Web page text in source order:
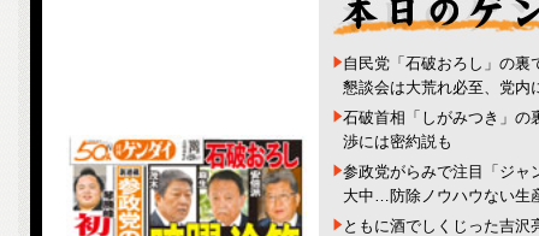
自民党「石破おろし」の
懇談会は大荒れ必至、党内
石破首相「しがみつき」
渉には密約説も
参政党がらみで注目「ジャ
大中…防除ノウハウない生
ともに酒でしくじった吉